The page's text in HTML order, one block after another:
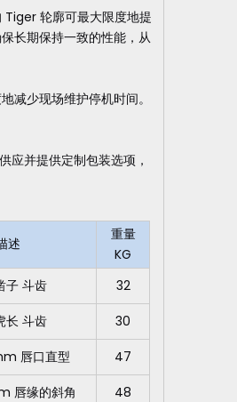
Tiger 轮廓可最大限度地提
长期保持一致的性能，从
少现场维护停机时间。
应并提供定制包装选项，
述
重量
KG
子 斗齿
32
长 斗齿
30
唇口直型
47
唇缘的斜角
48